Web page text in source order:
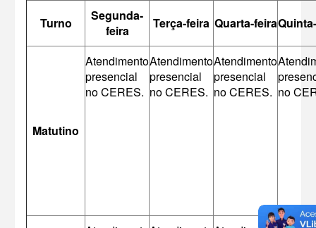
Turno
Segunda-
feira
Terça-feira Quarta-feira
Matutino
Atendimento
presencial
no CERES.
Atendimento
presencial
no CERES.
Atendimento
presencial
no CERES.
A
no